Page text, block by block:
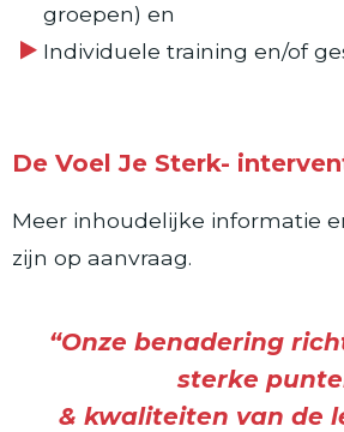
groepen) en
Individuele training en/of
De Voel Je Sterk-
Meer inhoudelijke informatie
zijn op aanvraag.
“Onze benadering
sterke
& kwaliteiten van de